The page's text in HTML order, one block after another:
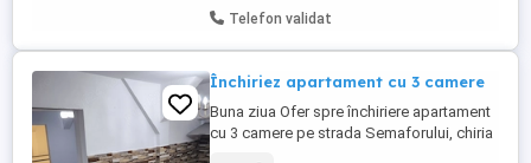
Telefon validat
Închiriez apartament cu 3 camere
Buna ziua Ofer spre închiriere apartament
cu 3 camere pe strada Semaforului, chiria